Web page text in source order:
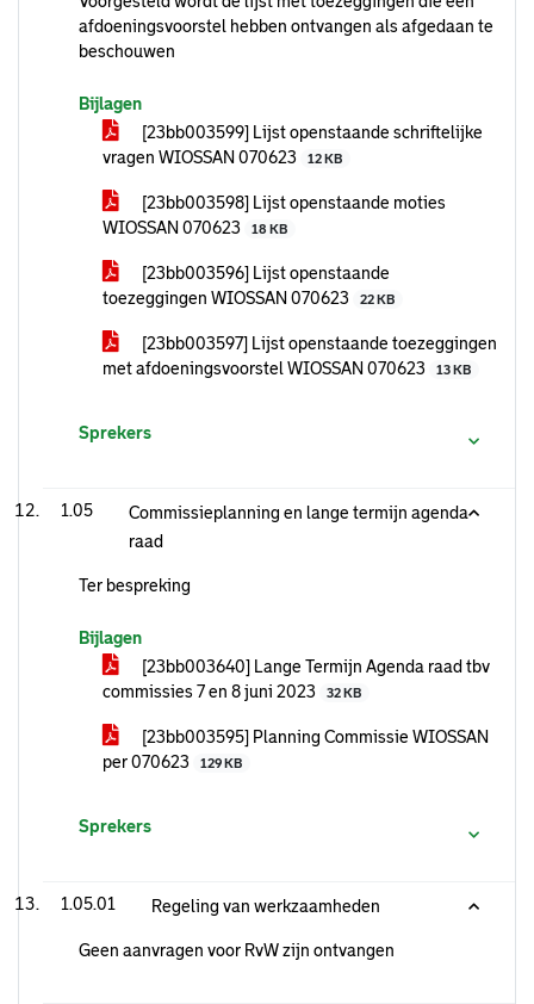
afdoeningsvoorstel hebben ontvangen als afgedaan te
beschouwen
Bijlagen
[23bb003599] Lijst openstaande schriftelijke
vragen WIOSSAN 070623
12 KB
[23bb003598] Lijst openstaande moties
WIOSSAN 070623
18 KB
[23bb003596] Lijst openstaande
toezeggingen WIOSSAN 070623
22 KB
[23bb003597] Lijst openstaande toezeggingen
met afdoeningsvoorstel WIOSSAN 070623
13 KB
Sprekers
1.05
Commissieplanning en lange termijn agenda
raad
Ter bespreking
Bijlagen
[23bb003640] Lange Termijn Agenda raad tbv
commissies 7 en 8 juni 2023
32 KB
[23bb003595] Planning Commissie WIOSSAN
per 070623
129 KB
Sprekers
1.05.01 Regeling van werkzaamheden
Geen aanvragen voor RvW zijn ontvangen